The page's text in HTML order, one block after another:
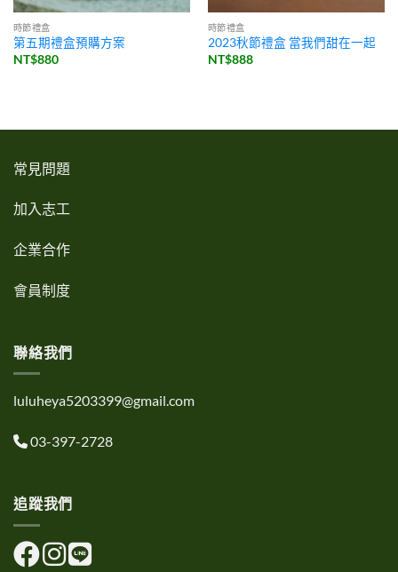
時節禮盒
第五期禮盒預購方案
NT$880
時節禮盒
2023秋節禮盒 當我們甜在一起
NT$888
常見問題
加入志工
企業合作
會員制度
聯絡我們
luluheya5203399@gmail.com
03-397-2728
追蹤我們